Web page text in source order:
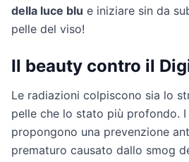
della luce blu e iniziare sin da
pelle del viso!
Il beauty contro il
Le radiazioni colpiscono sia lo
pelle che lo stato più profondo.
propongono una prevenzione
prematuro causato dallo smog